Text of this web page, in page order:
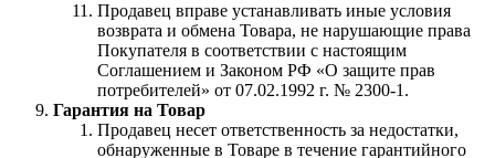
Продавец вправе устанавливать иные условия
возврата и обмена Товара, не нарушающие права
Покупателя в соответствии с настоящим
Соглашением и Законом РФ «О защите прав
потребителей» от 07.02.1992 г. № 2300-1.
Гарантия на Товар
Продавец несет ответственность за недостатки,
обнаруженные в Товаре в течение гарантийного